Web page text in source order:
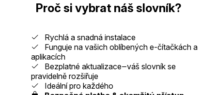
Proč si vybrat náš slovník?
Rychlá a snadná instalace
Funguje na vašich oblíbených e-čítačkách a
aplikacích
Bezplatné aktualizace‒váš slovník se
pravidelně rozšiřuje
Ideální pro každého